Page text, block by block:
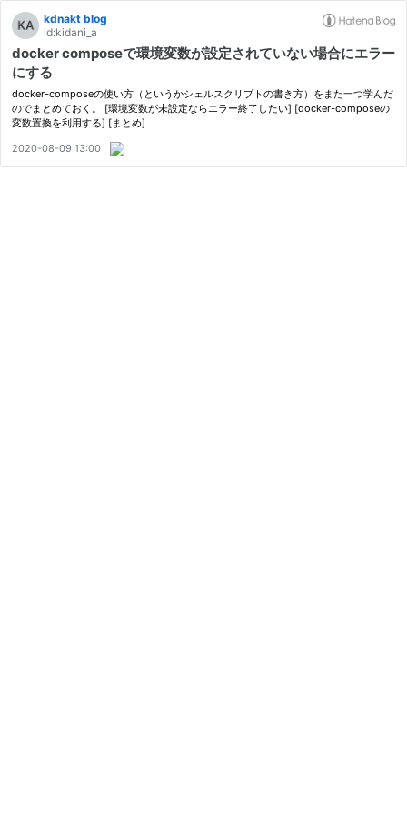
kdnakt blog
id:kidani_a
docker composeで環境変数が設定されていない場合にエラー
にする
docker-composeの使い方（というかシェルスクリプトの書き方）をまた一つ学んだ
のでまとめておく。 [環境変数が未設定ならエラー終了したい] [docker-composeの
変数置換を利用する] [まとめ]
2020-08-09 13:00